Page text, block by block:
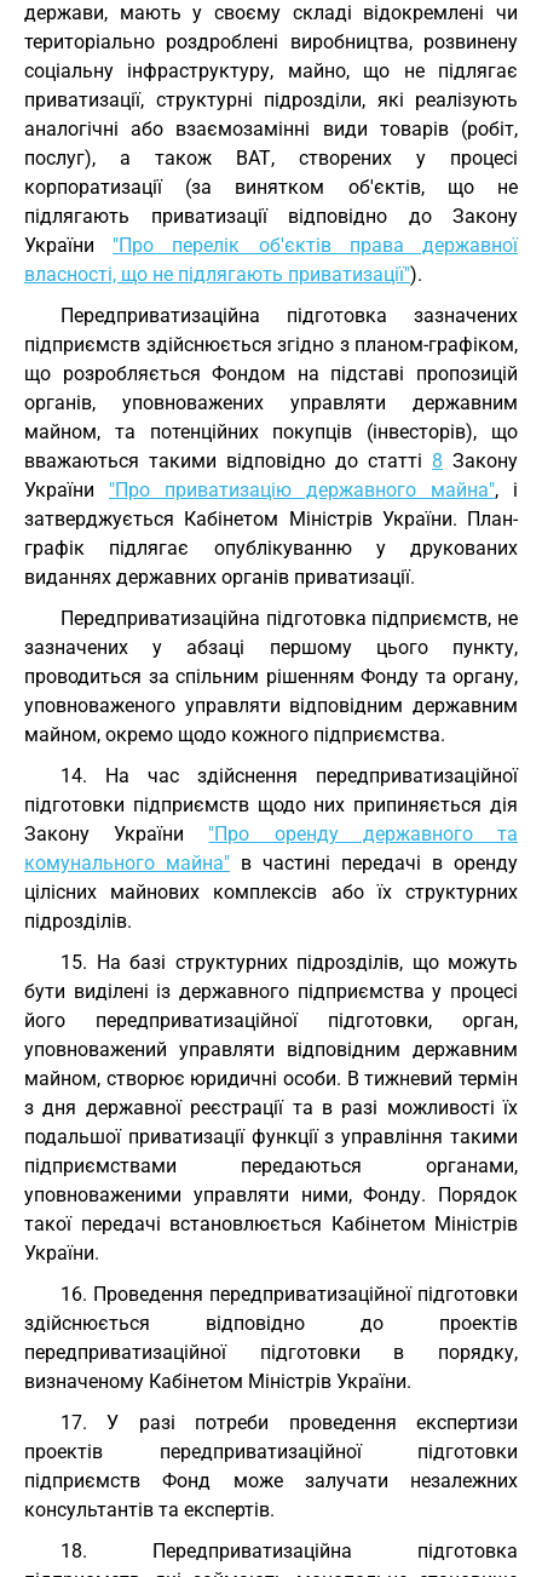
держави, мають у своєму складі відокремлені чи
територіально роздроблені виробництва, розвинену
соціальну інфраструктуру, майно, що не підлягає
приватизації, структурні підрозділи, які реалізують
аналогічні або взаємозамінні види товарів (робіт,
послуг), а також ВАТ, створених у процесі
корпоратизації (за винятком об'єктів, що не
підлягають приватизації відповідно до Закону
України "Про перелік об'єктів права державної
власності, що не підлягають приватизації").
Передприватизаційна підготовка зазначених
підприємств здійснюється згідно з планом-графіком,
що розробляється Фондом на підставі пропозицій
органів, уповноважених управляти державним
майном, та потенційних покупців (інвесторів), що
вважаються такими відповідно до статті 8 Закону
України "Про приватизацію державного майна", і
затверджується Кабінетом Міністрів України. План-
графік підлягає опублікуванню у друкованих
виданнях державних органів приватизації.
Передприватизаційна підготовка підприємств, не
зазначених у абзаці першому цього пункту,
проводиться за спільним рішенням Фонду та органу,
уповноваженого управляти відповідним державним
майном, окремо щодо кожного підприємства.
14. На час здійснення передприватизаційної
підготовки підприємств щодо них припиняється дія
Закону України "Про оренду державного та
комунального майна" в частині передачі в оренду
цілісних майнових комплексів або їх структурних
підрозділів.
15. На базі структурних підрозділів, що можуть
бути виділені із державного підприємства у процесі
його передприватизаційної підготовки, орган,
уповноважений управляти відповідним державним
майном, створює юридичні особи. В тижневий термін
з дня державної реєстрації та в разі можливості їх
подальшої приватизації функції з управління такими
підприємствами передаються органами,
уповноваженими управляти ними, Фонду. Порядок
такої передачі встановлюється Кабінетом Міністрів
України.
16. Проведення передприватизаційної підготовки
здійснюється відповідно до проектів
передприватизаційної підготовки в порядку,
визначеному Кабінетом Міністрів України.
17. У разі потреби проведення експертизи
проектів передприватизаційної підготовки
підприємств Фонд може залучати незалежних
консультантів та експертів.
18. Передприватизаційна підготовка